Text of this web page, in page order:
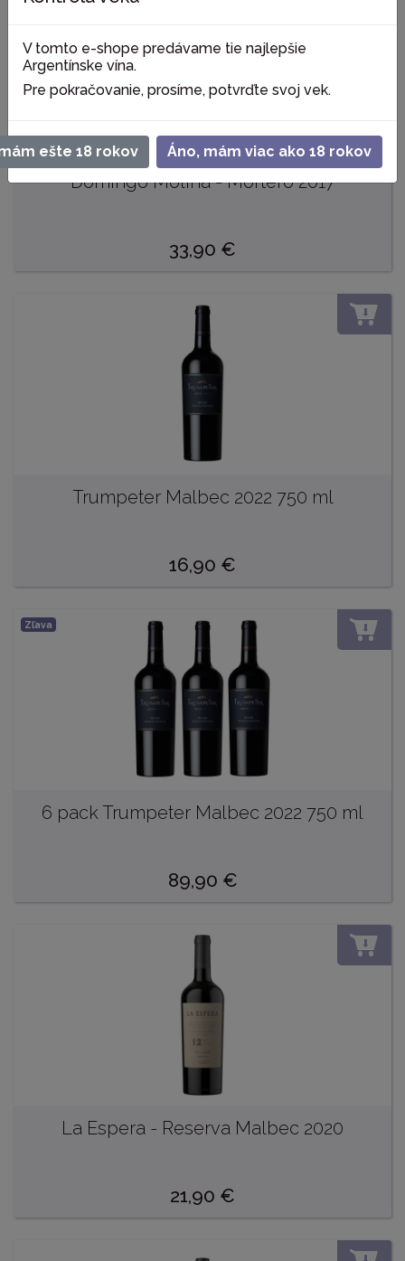
Domingo Molina - Mortero 2017
33,90 €
Trumpeter Malbec 2022 750 ml
16,90 €
Zľava
6 pack Trumpeter Malbec 2022 750 ml
89,90 €
La Espera - Reserva Malbec 2020
21,90 €
V tomto e-shope predávame tie najlepšie
Argentínske vína.
Pre pokračovanie, prosíme, potvrďte svoj vek.
ešte 18 rokov Áno, mám viac ako 18 rokov